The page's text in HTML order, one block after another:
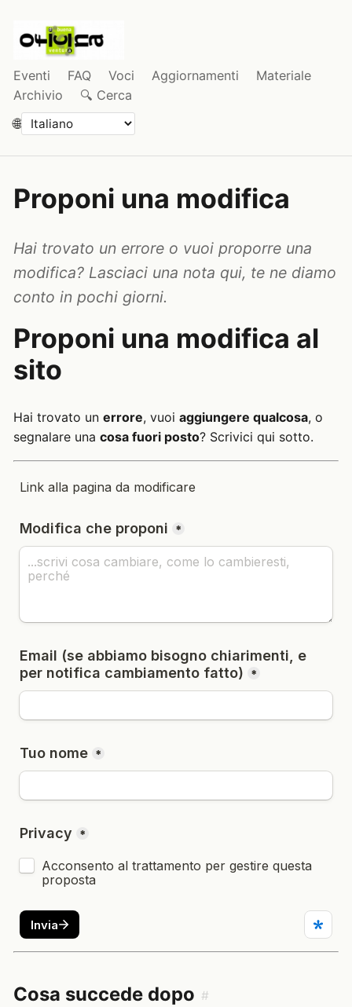
Eventi FAQ Voci Aggiornamenti
Materiale
Archivio
🔍 Cerca
🌐
Proponi una modifica
Hai trovato un errore o vuoi proporre una
modifica? Lasciaci una nota qui, te ne diamo
conto in pochi giorni.
Proponi una modifica al
sito
Hai trovato un errore, vuoi aggiungere qualcosa, o
segnalare una cosa fuori posto? Scrivici qui sotto.
Cosa succede dopo #